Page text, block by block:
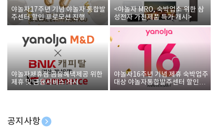
야놀자17주년 기념 야놀자 통합발
주센터 할인 프로모션 진행
<야놀자 MRO, 숙박업소 위한 삼
성전자 가전제품 특가 개시>
야놀자제휴점 금융혜택제공 위한
제휴 및 금융서비스 게시
야놀자16주년 기념 제휴 숙박업주
대상 야놀자통합발주센터 할인쿠
폰 증정
공지사항
[호텔업] 개인정보 처리방침 개정본1 (19.09.02)